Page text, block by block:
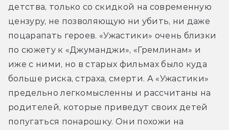
детства, только со скидкой на современную
цензуру, не позволяющую ни убить, ни даже
поцарапать героев. «Ужастики» очень близки
по сюжету к «Джуманджи», «Гремлинам» и
иже с ними, но в старых фильмах было куда
больше риска, страха, смерти. А «Ужастики»
предельно легкомысленны и рассчитаны на
родителей, которые приведут своих детей
попугаться понарошку. Они похожи на